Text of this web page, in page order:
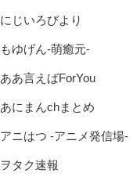
にじいろびより
もゆげん-萌癒元-
ああ言えばForYou
あにまんchまとめ
アニはつ -アニメ発信場-
ヲタク速報